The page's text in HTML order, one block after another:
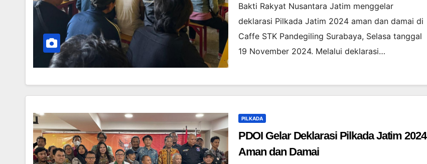
Bakti Rakyat Nusantara Jatim menggelar
deklarasi Pilkada Jatim 2024 aman dan damai di
Caffe STK Pandegiling Surabaya, Selasa tanggal
19 November 2024. Melalui deklarasi…
PILKADA
PDOI Gelar Deklarasi Pilkada Jatim 2024
Aman dan Damai